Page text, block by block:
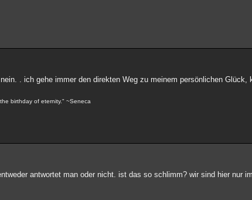
. ich gehe immer den direkten Weg zu meinem persönlichen Glück,
birthday of eternity." ~Seneca
antwortet man oder nicht. ist das so schlimm? wir sind hier nur